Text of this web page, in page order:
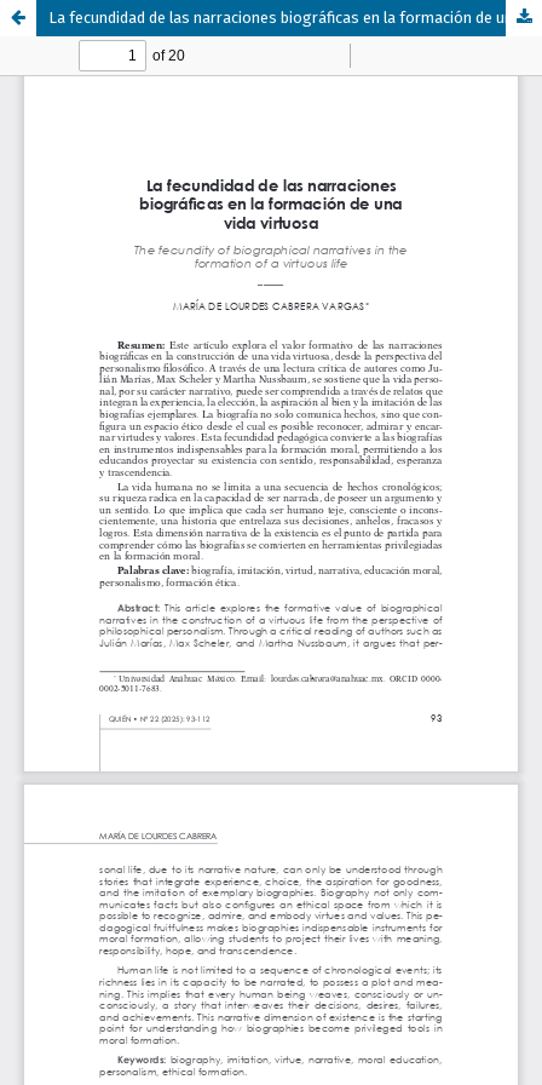
La fecundidad de las narraciones biográficas en la formación de una vida virtuosa